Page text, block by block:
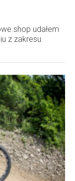
udałem
z zakresu